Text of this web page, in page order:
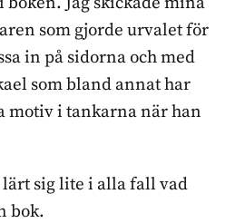
som gjorde urvalet för
in på sidorna och med
som bland annat har
motiv i tankarna när han
lärt sig lite i alla fall vad
bok.